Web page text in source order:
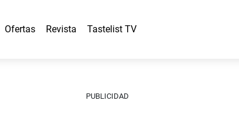
Ofertas Revista Tastelist TV
PUBLICIDAD